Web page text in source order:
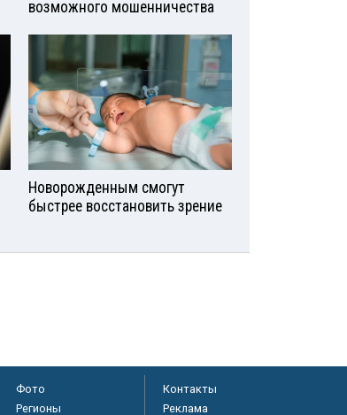
возможного мошенничества
Новорожденным смогут
быстрее восстановить зрение
Фото
Регионы
Контакты
Реклама